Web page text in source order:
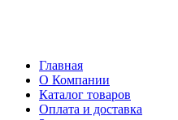
Главная
О Компании
Каталог товаров
Оплата и доставка